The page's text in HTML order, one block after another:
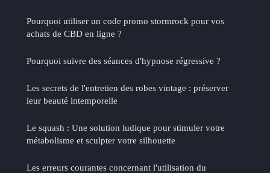
Pourquoi utiliser un code promo stormrock pour vos
achats de CBD en ligne ?
Pourquoi suivre des séances d'hypnose régressive ?
Les secrets de l'entretien des robes vintage : préserver
leur beauté intemporelle
Le squash : Une solution ludique pour stimuler votre
métabolisme et sculpter votre silhouette
Les erreurs courantes concernant l'utilisation du